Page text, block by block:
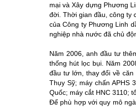
mại và Xây dựng Phương
đời. Thời gian đầu, công ty
của Công ty Phương Linh
nghiệp nhà nước đã chủ
Năm 2006, anh đầu tư
thống hút lọc bụi. Năm
đầu tư lớn, thay đổi về căn
Thụy Sỹ; máy chấn APHS
Quốc; máy cắt HNC 3110;
Để phù hợp với quy mô